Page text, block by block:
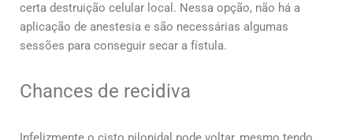
certa destruição celular local. Nessa opção, não há a
aplicação de anestesia e são necessárias algumas
sessões para conseguir secar a fístula.
Chances de recidiva